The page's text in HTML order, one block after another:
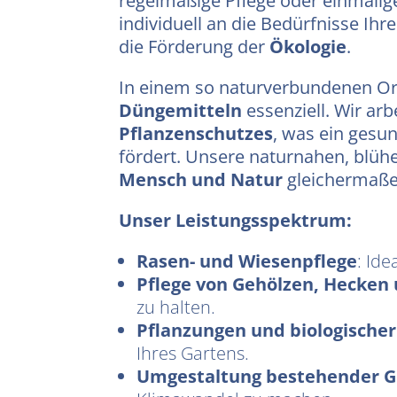
individuell an die Bedürfnisse
die Förderung der Ökologie.
In einem so naturverbundenen
Düngemitteln essenziell. Wir
Pflanzenschutzes, was ein
fördert. Unsere naturnahen,
Mensch und Natur
Unser Leistungsspektrum:
Rasen- und Wiesenpflege:
Pflege von Gehölzen,
zu halten.
Pflanzungen und
Ihres Gartens.
Umgestaltung bestehender